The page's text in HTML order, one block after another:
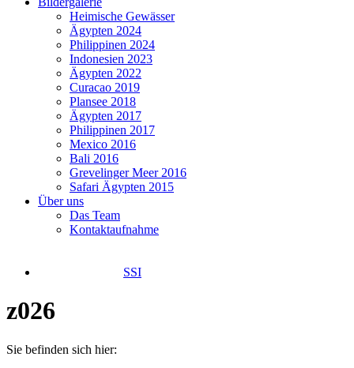
Heimische Gewässer
Ägypten 2024
Philippinen 2024
Indonesien 2023
Ägypten 2022
Curacao 2019
Plansee 2018
Ägypten 2017
Philippinen 2017
Mexico 2016
Bali 2016
Grevelinger Meer 2016
Safari Ägypten 2015
Über uns
Das Team
Kontaktaufnahme
SSI
z026
Sie befinden sich hier: